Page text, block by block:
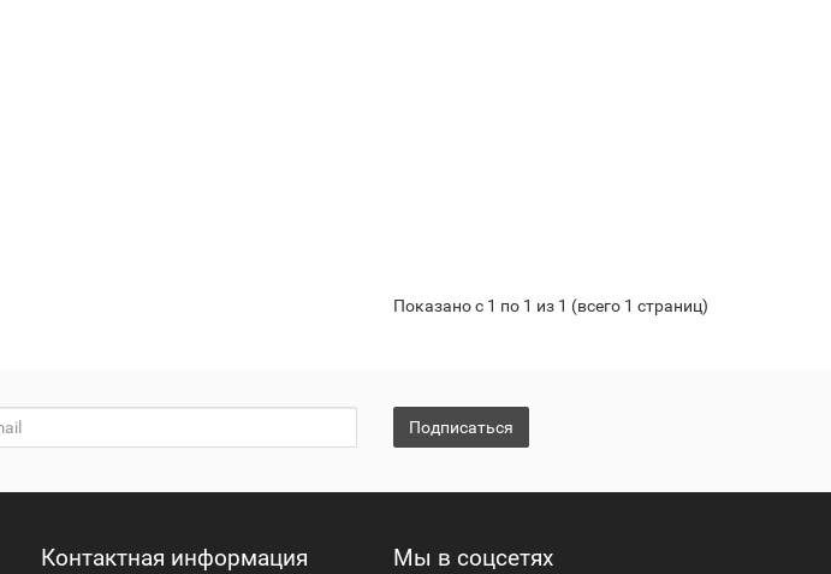
Показано с 1 по 1 из 1 (всего 1 страниц)
Подписаться
Контактная информация Мы в соцсетях